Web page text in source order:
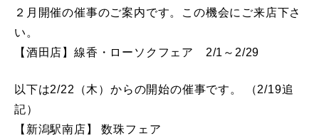
２月開催の催事のご案内です。この機会にご来店下さ
い。
【酒田店】線香・ローソクフェア 2/1～2/29
以下は2/22（木）からの開始の催事です。 （2/19追
記）
【新潟駅南店】 数珠フェア